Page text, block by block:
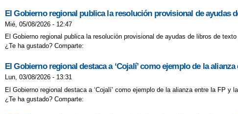
El Gobierno regional publica la resolución provisional de ayudas
Mié, 05/08/2026 - 12:47
El Gobierno regional publica la resolución provisional de ayudas de libros de
¿Te ha gustado? Comparte:
El Gobierno regional destaca a ‘Cojalí’ como ejemplo de la
Lun, 03/08/2026 - 13:31
El Gobierno regional destaca a ‘Cojalí’ como ejemplo de la alianza entre la FP y
¿Te ha gustado? Comparte: